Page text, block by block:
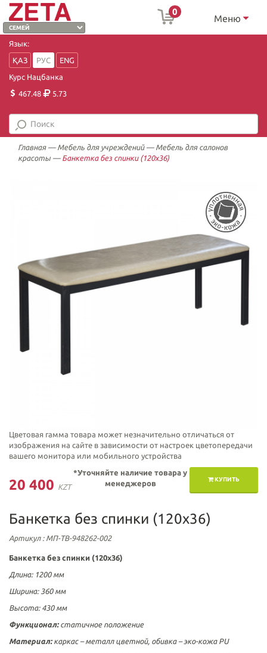
0
Меню
Язык:
ҚАЗ
РУС
ENG
Курс Нацбанка
467.48
5.73
Главная— Мебель для учреждений— Мебель для салонов
красоты — Банкетка без спинки (120х36)
Цветовая гамма товара может незначительно отличаться от
изображения на сайте в зависимости от настроек цветопередачи
вашего монитора или мобильного устройства
20 400 KZT
КУПИТЬ
*Уточняйте наличие товара у
менеджеров
Банкетка без спинки (120х36)
Артикул: МП-ТВ-948262-002
Банкетка без спинки (120х36)
Длина: 1200 мм
Ширина: 360 мм
Высота: 430 мм
Функционал: статичное положение
Материал:каркас – металл цветной, обивка – эко-кожа PU